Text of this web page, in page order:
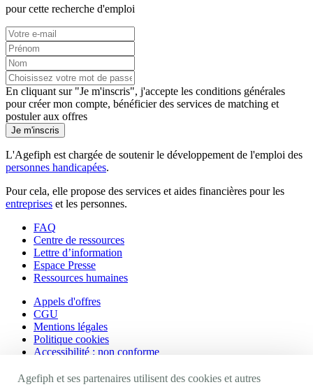
pour cette recherche d'emploi
En cliquant sur "Je m'inscris", j'accepte les conditions générales
pour créer mon compte, bénéficier des services de matching et
postuler aux offres
Je m'inscris
L'Agefiph est chargée de soutenir le développement de l'emploi des
personnes handicapées.
Pour cela, elle propose des services et aides financières pour les
entreprises et les personnes.
FAQ
Centre de ressources
Lettre d’information
Espace Presse
Ressources humaines
Appels d'offres
CGU
Mentions légales
Politique cookies
Accessibilité : non conforme
Nos autres sites
Agefiph et ses partenaires utilisent des cookies et autres